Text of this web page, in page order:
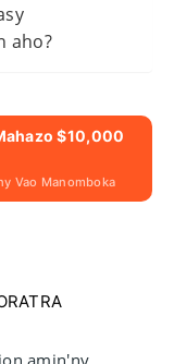
aho?
$10,000
Vao Manomboka
amin'ny